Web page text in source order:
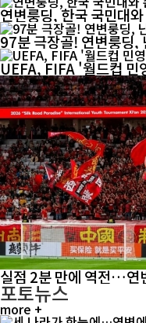
연변룽딩, 한국 국민대
97분 극장골! 연변룽딩
UEFA, FIFA '월드컵 민
실점 2분 만에 역전…연
포토뉴스
more +